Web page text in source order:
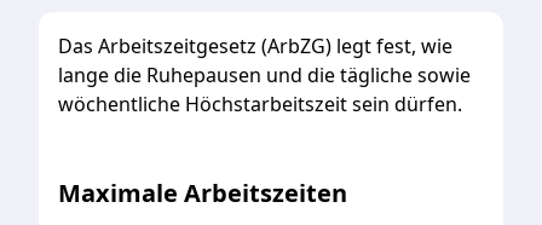
Das Arbeitszeitgesetz (ArbZG) legt fest, wie
lange die Ruhepausen und die tägliche sowie
wöchentliche Höchstarbeitszeit sein dürfen.
Maximale Arbeitszeiten